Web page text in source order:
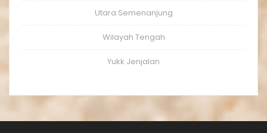
Utara Semenanjung
Wilayah Tengah
Yukk Jenjalan